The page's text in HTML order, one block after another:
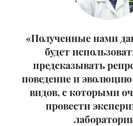
«Полученные нами
будет
предсказывать
поведение и эволюцию
видов, с которыми
провести